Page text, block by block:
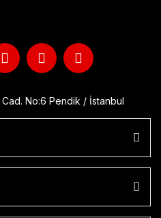
Cad. No:6 Pendik / İstanbul